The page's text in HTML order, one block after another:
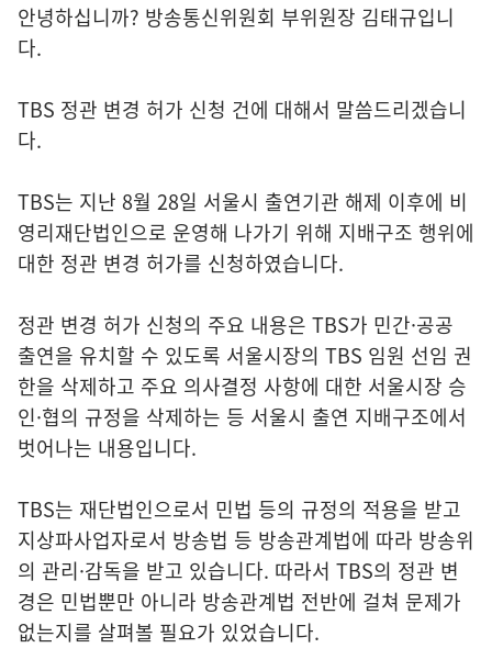
안녕하십니까? 방송통신위원회 부위원장 김태규입니
다.
TBS 정관 변경 허가 신청 건에 대해서 말씀드리겠습니
다.
TBS는 지난 8월 28일 서울시 출연기관 해제 이후에 비
영리재단법인으로 운영해 나가기 위해 지배구조 행위에
대한 정관 변경 허가를 신청하였습니다.
정관 변경 허가 신청의 주요 내용은 TBS가 민간·공공
출연을 유치할 수 있도록 서울시장의 TBS 임원 선임 권
한을 삭제하고 주요 의사결정 사항에 대한 서울시장 승
인·협의 규정을 삭제하는 등 서울시 출연 지배구조에서
벗어나는 내용입니다.
TBS는 재단법인으로서 민법 등의 규정의 적용을 받고
지상파사업자로서 방송법 등 방송관계법에 따라 방송위
의 관리·감독을 받고 있습니다. 따라서 TBS의 정관 변
경은 민법뿐만 아니라 방송관계법 전반에 걸쳐 문제가
없는지를 살펴볼 필요가 있었습니다.